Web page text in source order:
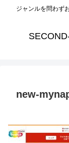
ジャンルを問わず
new-